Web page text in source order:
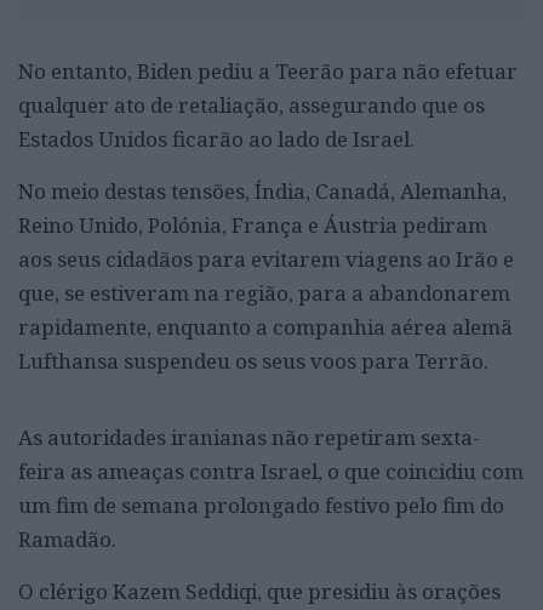
No entanto, Biden pediu a Teerão para não efetuar
qualquer ato de retaliação, assegurando que os
Estados Unidos ficarão ao lado de Israel.
No meio destas tensões, Índia, Canadá, Alemanha,
Reino Unido, Polónia, França e Áustria pediram
aos seus cidadãos para evitarem viagens ao Irão e
que, se estiveram na região, para a abandonarem
rapidamente, enquanto a companhia aérea alemã
Lufthansa suspendeu os seus voos para Terrão.
As autoridades iranianas não repetiram sexta-
feira as ameaças contra Israel, o que coincidiu com
um fim de semana prolongado festivo pelo fim do
Ramadão.
O clérigo Kazem Seddiqi, que presidiu às orações